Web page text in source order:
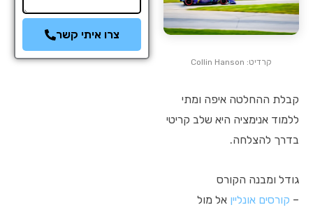
קרדיט: Collin Hanson
קבלת ההחלטה איפה ומתי
ללמוד אנימציה היא שלב קריטי
בדרך להצלחה.
גודל ומבנה הקורס
– קורסים אונליין אל מול
צרו איתי קשר